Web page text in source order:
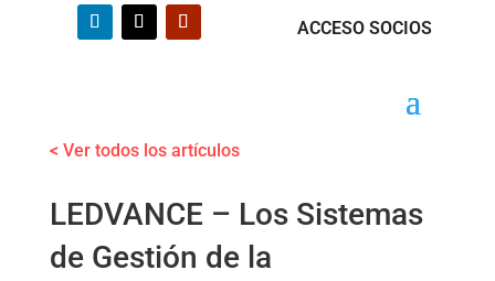
ACCESO SOCIOS
< Ver todos los artículos
LEDVANCE – Los Sistemas
de Gestión de la